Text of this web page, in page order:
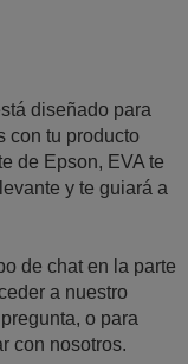
diseñado para
con tu producto
de Epson, EVA te
y te guiará a
de chat en la parte
a nuestro
o para
con nosotros.